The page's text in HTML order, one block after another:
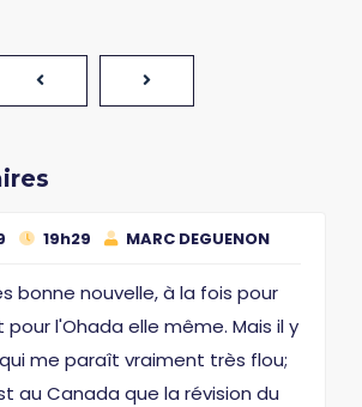
19h29 MARC DEGUENON
bonne nouvelle, à la fois pour
pour l'Ohada elle même. Mais il y
me paraît vraiment très flou;
au Canada que la révision du